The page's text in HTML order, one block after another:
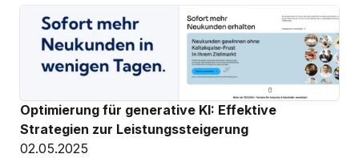
Optimierung für generative KI: Effektive
Strategien zur Leistungssteigerung
02.05.2025